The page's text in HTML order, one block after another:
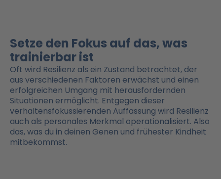
Setze den Fokus auf das, was
trainierbar ist
Oft wird Resilienz als ein Zustand betrachtet, der
aus verschiedenen Faktoren erwächst und einen
erfolgreichen Umgang mit herausfordernden
Situationen ermöglicht. Entgegen dieser
verhaltensfokussierenden Auffassung wird Resilienz
auch als personales Merkmal operationalisiert. Also
das, was du in deinen Genen und frühester Kindheit
mitbekommst.